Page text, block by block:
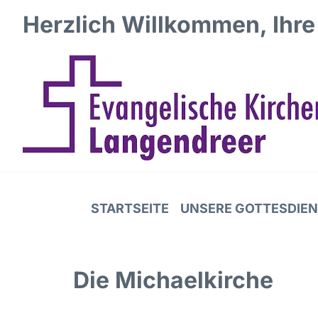
Herzlich Willkommen, Ihre
STARTSEITE UNSERE
Die Michaelkirche